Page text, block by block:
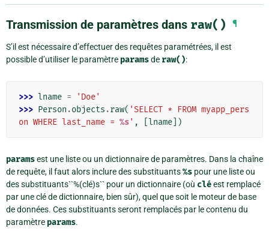
Transmission de paramètres dans raw() ¶
S’il est nécessaire d’effectuer des requêtes paramétrées, il est
possible d’utiliser le paramètre paramsde raw():
>>> lname =
'Doe'
>>> Person .objects .raw( 'SELECT * FROM myapp_pers
on WHERE last_name = %s' , lname ])
paramsest une liste ou un dictionnaire de paramètres. Dans la chaîne
de requête, il faut alors inclure des substituants%s pour une liste ou
des substituants``%(clé)s`` pour un dictionnaire (où cléest remplacé
par une clé de dictionnaire, bien sûr), quel que soit le moteur de base
de données. Ces substituants seront remplacés par le contenu du
paramètre params.